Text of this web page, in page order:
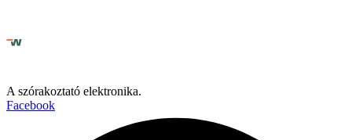
A szórakoztató elektronika.
Facebook